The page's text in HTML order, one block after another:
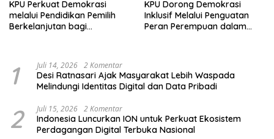
KPU Perkuat Demokrasi
melalui Pendidikan Pemilih
Berkelanjutan bagi
KPU Dorong Demokrasi
Inklusif Melalui Penguatan
Peran Perempuan dalam
1 Juli 14, 2026 2 Komentar
Desi Ratnasari Ajak Masyarakat Lebih Waspada
Melindungi Identitas Digital dan Data Pribadi
2 Juli 15, 2026 2 Komentar
Indonesia Luncurkan ION untuk Perkuat Ekosistem
Perdagangan Digital Terbuka Nasional